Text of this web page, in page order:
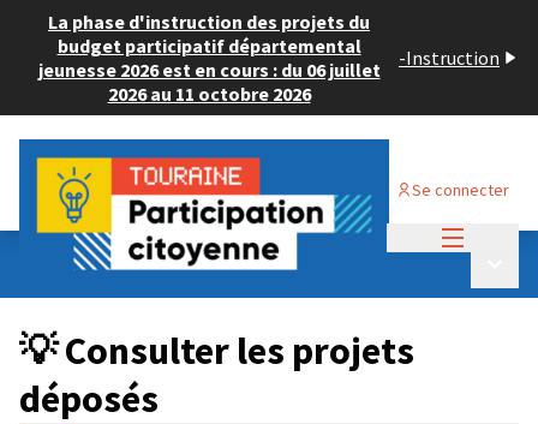
La phase d'instruction des projets du
budget participatif départemental
jeunesse 2026 est en cours : du 06 juillet
2026 au 11 octobre 2026
-Instruction
Se connecter
Budget Participatif JEUNESSE 2024
💡 Consulter les projets déposés
💡 Consulter les projets
déposés